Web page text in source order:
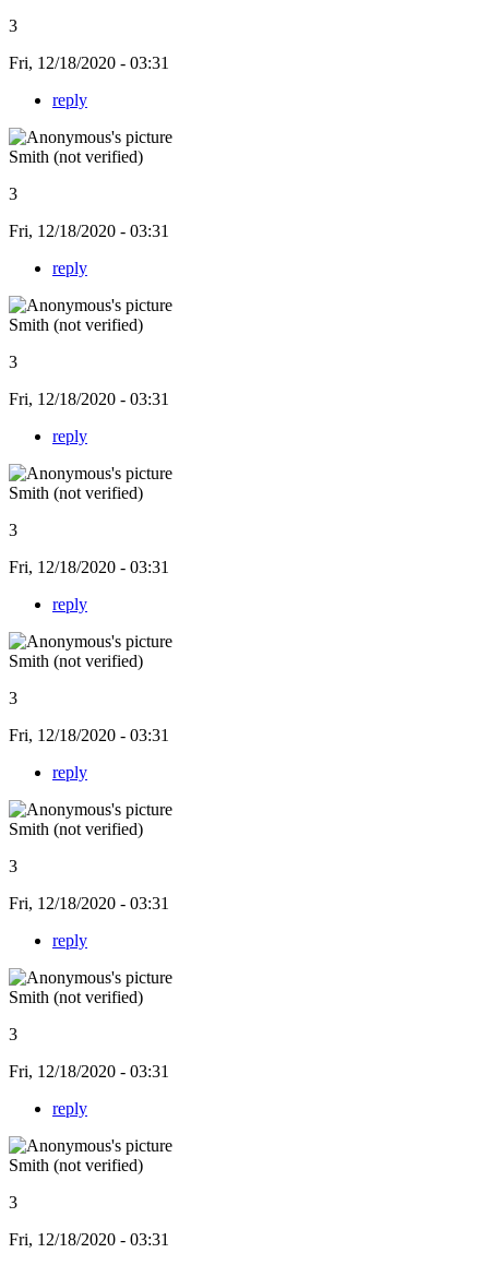
3
Fri, 12/18/2020 - 03:31
reply
Smith (not verified)
3
Fri, 12/18/2020 - 03:31
reply
Smith (not verified)
3
Fri, 12/18/2020 - 03:31
reply
Smith (not verified)
3
Fri, 12/18/2020 - 03:31
reply
Smith (not verified)
3
Fri, 12/18/2020 - 03:31
reply
Smith (not verified)
3
Fri, 12/18/2020 - 03:31
reply
Smith (not verified)
3
Fri, 12/18/2020 - 03:31
reply
Smith (not verified)
3
Fri, 12/18/2020 - 03:31